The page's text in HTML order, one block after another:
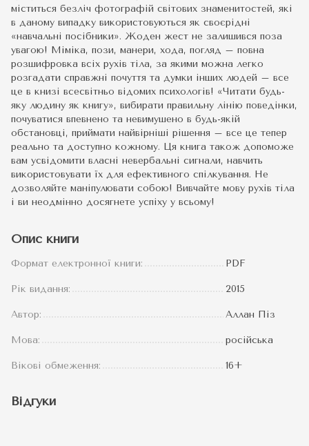
міститься безліч фотографій світових знаменитостей, які
в даному випадку використовуються як своєрідні
«навчальні посібники». Жоден жест не залишився поза
увагою! Міміка, пози, манери, хода, погляд – повна
розшифровка всіх рухів тіла, за якими можна легко
розгадати справжні почуття та думки інших людей – все
це в книзі всесвітньо відомих психологів! «Читати будь-
яку людину як книгу», вибирати правильну лінію поведінки,
почуватися впевнено та невимушено в будь-якій
обстановці, приймати найвірніші рішення – все це тепер
реально та доступно кожному. Ця книга також допоможе
вам усвідомити власні невербальні сигнали, навчить
використовувати їх для ефективного спілкування. Не
дозволяйте маніпулювати собою! Вивчайте мову рухів тіла
і ви неодмінно досягнете успіху у всьому!
Опис книги
Формат електронної книги: PDF
Рік видання: 2015
Автор: Аллан Піз
Мова: російська
Вікові обмеження: 16+
Відгуки